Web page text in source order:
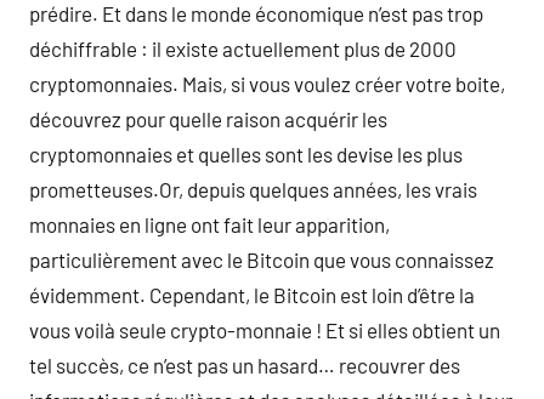
prédire. Et dans le monde économique n’est pas trop
déchiffrable : il existe actuellement plus de 2000
cryptomonnaies. Mais, si vous voulez créer votre boite,
découvrez pour quelle raison acquérir les
cryptomonnaies et quelles sont les devise les plus
prometteuses.Or, depuis quelques années, les vrais
monnaies en ligne ont fait leur apparition,
particulièrement avec le Bitcoin que vous connaissez
évidemment. Cependant, le Bitcoin est loin d’être la
vous voilà seule crypto-monnaie ! Et si elles obtient un
tel succès, ce n’est pas un hasard… recouvrer des